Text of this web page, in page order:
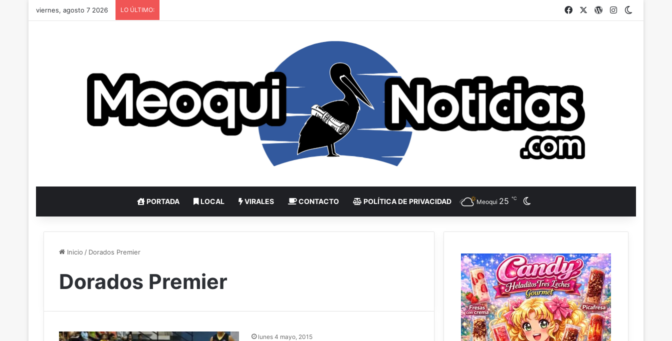
viernes, agosto 7 2026 LO ÚLTIMO: Facebook WordPress
Instagram
PORTADA LOCAL VIRALES CONTACTO POLÍTICA DE PRIVACIDAD Meoqui 25 ℃
Inicio / Dorados Premier
Dorados Premier
lunes 4 mayo, 2015